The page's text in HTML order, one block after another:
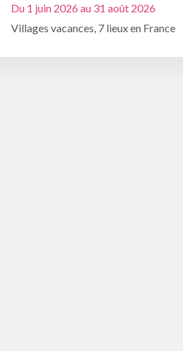
Du 1 juin 2026 au 31 août 2026
Villages vacances, 7 lieux en France